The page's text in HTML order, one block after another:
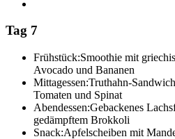
Tag 7
Frühstück:Smoothie mit
Avocado und Bananen
Mittagessen:Truthahn-
Tomaten und Spinat
Abendessen:Gebackenes
gedämpftem Brokkoli
Snack:Apfelscheiben mit